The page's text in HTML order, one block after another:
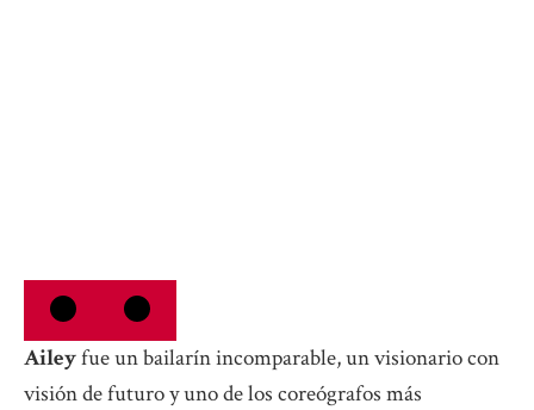
Aileyfue un bailarín incomparable, un visionario con
visión de futuro y uno de los coreógrafos más